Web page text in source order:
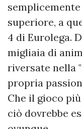
superiore, a
4 di Eurolega.
migliaia di
riversate nella
propria
Che il gioco
ciò dovrebbe